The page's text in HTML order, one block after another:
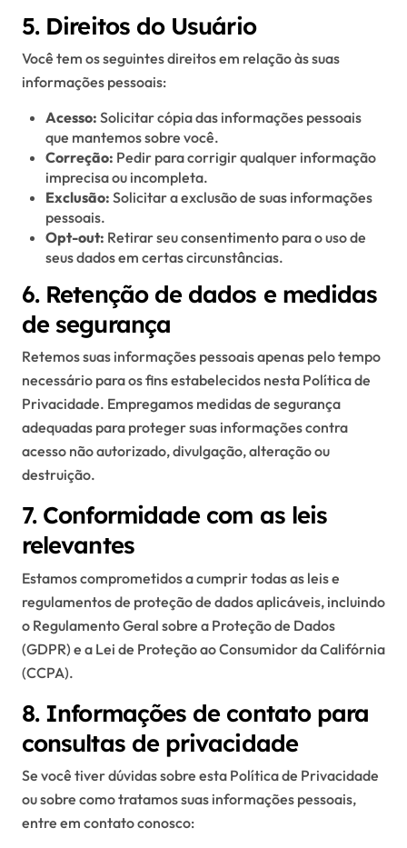
5. Direitos do Usuário
Você tem os seguintes direitos em relação às suas
informações pessoais:
Acesso: Solicitar cópia das informações pessoais
que mantemos sobre você.
Correção: Pedir para corrigir qualquer informação
imprecisa ou incompleta.
Exclusão: Solicitar a exclusão de suas informações
pessoais.
Opt-out: Retirar seu consentimento para o uso de
seus dados em certas circunstâncias.
6. Retenção de dados e medidas
de segurança
Retemos suas informações pessoais apenas pelo tempo
necessário para os fins estabelecidos nesta Política de
Privacidade. Empregamos medidas de segurança
adequadas para proteger suas informações contra
acesso não autorizado, divulgação, alteração ou
destruição.
7. Conformidade com as leis
relevantes
Estamos comprometidos a cumprir todas as leis e
regulamentos de proteção de dados aplicáveis, incluindo
o Regulamento Geral sobre a Proteção de Dados
(GDPR) e a Lei de Proteção ao Consumidor da Califórnia
(CCPA).
8. Informações de contato para
consultas de privacidade
Se você tiver dúvidas sobre esta Política de Privacidade
ou sobre como tratamos suas informações pessoais,
entre em contato conosco: